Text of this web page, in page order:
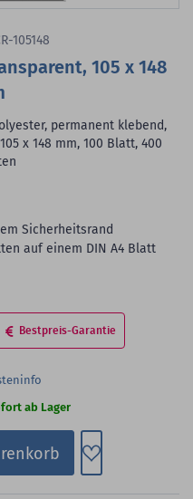
105148
105 x 148
permanent klebend,
x 148 mm, 100 Blatt, 400
Sicherheitsrand
auf einem DIN A4 Blatt
Bestpreis-Garantie
ab Lager
Zum